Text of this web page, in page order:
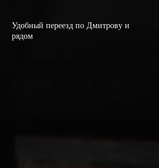
Удобный переезд по Дмитрову и
рядом